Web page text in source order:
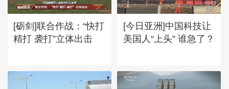
[砺剑]联合作战：“快打
精打 袭打”立体出击
[今日亚洲]中国科技让
美国人“上头” 谁急了？